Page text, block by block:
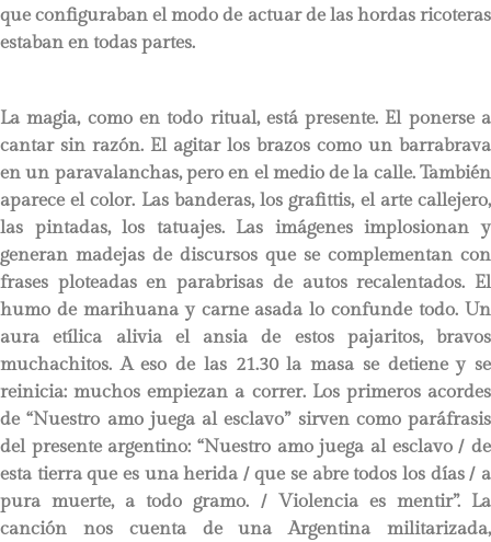
que configuraban el modo de actuar de las hordas ricoteras
estaban en todas partes.
La magia, como en todo ritual, está presente. El ponerse a
cantar sin razón. El agitar los brazos como un barrabrava
en un paravalanchas, pero en el medio de la calle. También
aparece el color. Las banderas, los grafittis, el arte callejero,
las pintadas, los tatuajes. Las imágenes implosionan y
generan madejas de discursos que se complementan con
frases ploteadas en parabrisas de autos recalentados. El
humo de marihuana y carne asada lo confunde todo. Un
aura etílica alivia el ansia de estos pajaritos, bravos
muchachitos. A eso de las 21.30 la masa se detiene y se
reinicia: muchos empiezan a correr. Los primeros acordes
de “Nuestro amo juega al esclavo” sirven como paráfrasis
del presente argentino: “Nuestro amo juega al esclavo / de
esta tierra que es una herida / que se abre todos los días / a
pura muerte, a todo gramo. / Violencia es mentir”. La
canción nos cuenta de una Argentina militarizada,